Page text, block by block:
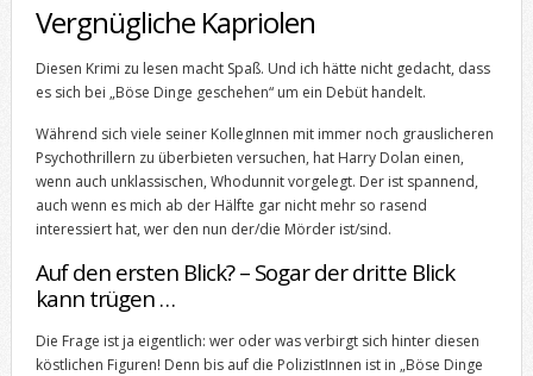
Vergnügliche Kapriolen
Diesen Krimi zu lesen macht Spaß. Und ich hätte nicht gedacht, dass
es sich bei „Böse Dinge geschehen“ um ein Debüt handelt.
Während sich viele seiner KollegInnen mit immer noch grauslicheren
Psychothrillern zu überbieten versuchen, hat Harry Dolan einen,
wenn auch unklassischen, Whodunnit vorgelegt. Der ist spannend,
auch wenn es mich ab der Hälfte gar nicht mehr so rasend
interessiert hat, wer den nun der/die Mörder ist/sind.
Auf den ersten Blick? – Sogar der dritte Blick
kann trügen …
Die Frage ist ja eigentlich: wer oder was verbirgt sich hinter diesen
köstlichen Figuren! Denn bis auf die PolizistInnen ist in „Böse Dinge